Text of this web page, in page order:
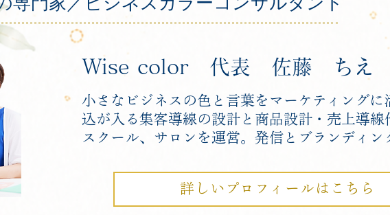
Wise color 代表 佐藤 ちえ
小さなビジネスの色と言葉をマーケティングに
込が入る集客導線の設計と商品設計・売上導線
スクール、サロンを運営。発信とブランディン
詳しいプロフィールはこちら